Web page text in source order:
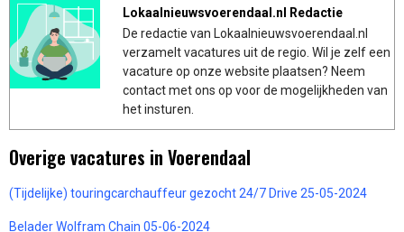
Lokaalnieuwsvoerendaal.nl Redactie
De redactie van Lokaalnieuwsvoerendaal.nl
verzamelt vacatures uit de regio. Wil je zelf een
vacature op onze website plaatsen? Neem
contact met ons op voor de mogelijkheden van
het insturen.
Overige vacatures in Voerendaal
(Tijdelijke) touringcarchauffeur gezocht 24/7 Drive 25-05-2024
Belader Wolfram Chain 05-06-2024